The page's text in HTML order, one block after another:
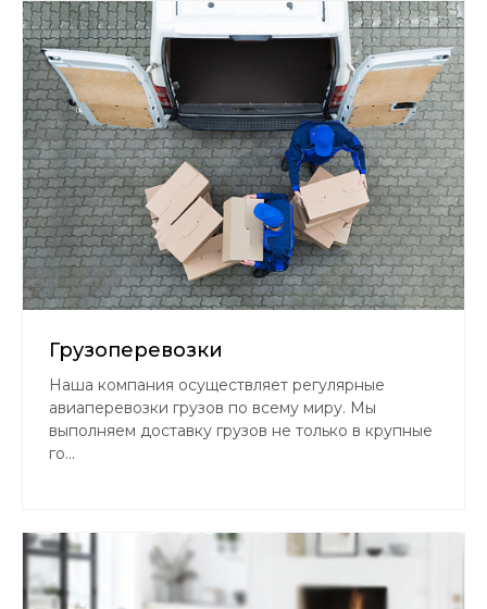
Грузоперевозки
Наша компания осуществляет регулярные
авиаперевозки грузов по всему миру. Мы
выполняем доставку грузов не только в крупные
го...